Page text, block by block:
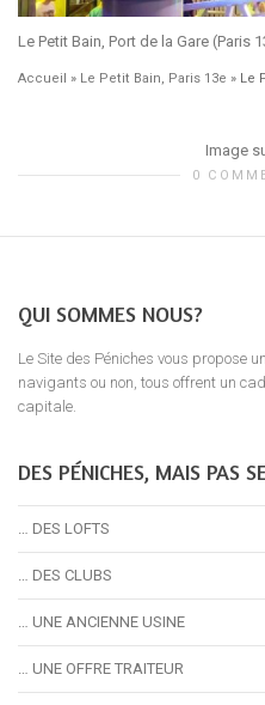
Le Petit Bain, Port de la Gare (Paris
Accueil » Le Petit Bain, Paris 13e » Le
Image
0
QUI SOMMES NOUS?
Le Site des Péniches vous propose
navigants ou non, tous offrent un
capitale.
DES PÉNICHES, MAIS PAS
… DES LOFTS
… DES CLUBS
… UNE ANCIENNE USINE
… UNE OFFRE TRAITEUR